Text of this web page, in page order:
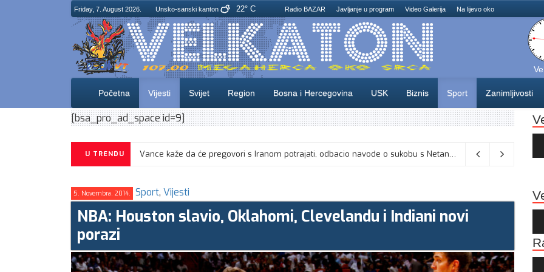
Friday, 7. August 2026. Unsko-sanski kanton 22° C Radio BAZAR Javljanje u program Video Galerija Na lijevo oko
Početna Vijesti Svijet Region Bosna i Hercegovina USK Biznis Sport Zanimljivosti
[bsa_pro_ad_space id=9]
U TRENDU Vance kaže da će pregovori s Iranom potrajati, odbacio navode o sukobu s Netanyahuom 06/08/2026
5. Novembra. 2014. Sport, Vijesti
NBA: Houston slavio, Oklahomi, Clevelandu i Indiani novi
porazi